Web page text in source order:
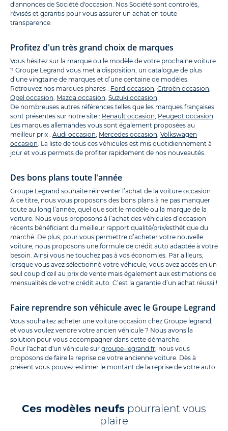
d'annonces de Société d'occasion. Nos Société sont controlés,
révisés et garantis pour vous assurer un achat en toute
transparence.
Profitez d'un très grand choix de marques
Vous hésitez sur la marque ou le modèle de votre prochaine voiture
? Groupe Legrand vous met à disposition, un catalogue de plus
d’une vingtaine de marques et d’une centaine de modèles.
Retrouvez nos marques phares : Ford occasion, Citroën occasion,
Opel occasion, Mazda occasion, Suzuki occasion.
De nombreuses autres références telles que les marques françaises
sont présentes sur notre site : Renault occasion, Peugeot occasion.
Les marques allemandes vous sont également proposées au
meilleur prix : Audi occasion, Mercedes occasion, Volkswagen
occasion. La liste de tous ces véhicules est mis quotidiennement à
jour et vous permets de profiter rapidement de nos nouveautés.
Des bons plans toute l'année
Groupe Legrand souhaite réinventer l’achat de la voiture occasion.
À ce titre, nous vous proposons des bons plans à ne pas manquer
toute au long l’année, quel que soit le modèle ou la marque de la
voiture. Nous vous proposons à l’achat des véhicules d’occasion
récents bénéficiant du meilleur rapport qualité/prix/esthétique du
marché. De plus, pour vous permettre d’acheter votre nouvelle
voiture, nous proposons une formule de crédit auto adaptée à votre
besoin. Ainsi vous ne touchez pas à vos économies. Par ailleurs,
lorsque vous avez sélectionné votre véhicule, vous avez accès en un
seul coup d’œil au prix de vente mais également aux estimations de
mensualités de votre crédit auto. C’est la garantie d’un achat réussi !
Faire reprendre son véhicule avec le Groupe Legrand
Vous souhaitez acheter une voiture occasion chez Groupe legrand,
et vous voulez vendre votre ancien véhicule ? Nous avons la
solution pour vous accompagner dans cette démarche.
Pour l'achat d'un véhicule sur groupe-legrand.fr, nous vous
proposons de faire la reprise de votre ancienne voiture. Dès à
présent vous pouvez estimer le montant de la reprise de votre auto.
Ces modèles neufs pourraient vous
plaire